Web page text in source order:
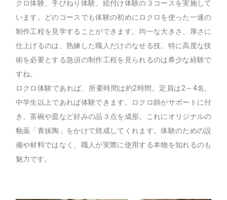
クロ体験、手びねり体験、絵付け体験の３コースを実施して
います。どのコースでも体験の初めにロクロを使った一連の
制作工程を見学することができます。均一な大きさ、厚さに
仕上げるのは、熟練した職人だけのなせる技。特に高度な技
術を必要とする急須の制作工程を見られるのは希少な経験で
すね。
ロクロ体験であれば、所要時間は約2時間。定員は2～4名。
中学生以上であれば体験できます。ロクロ師がサポートに付
き、茶碗や皿など好みの品３点を成形。これにオリジナルの
釉薬「青抹陶」をかけて焼成してくれます。体験のための設
備や材料ではなく、職人が実際に使用する本物を知れるのも
魅力です。